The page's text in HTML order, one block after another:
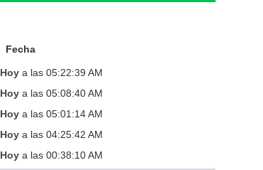
Fecha
Hoy a las 05:22:39 AM
Hoy a las 05:08:40 AM
Hoy a las 05:01:14 AM
Hoy a las 04:25:42 AM
Hoy a las 00:38:10 AM